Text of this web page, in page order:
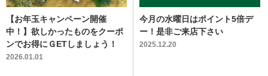
【お年玉キャンペーン開催
中！】欲しかったものをクーポ
ンでお得にＧETしましょう！
2026.01.01
今月の水曜日はポイント5倍デ
ー！是非ご来店下さい
2025.12.20